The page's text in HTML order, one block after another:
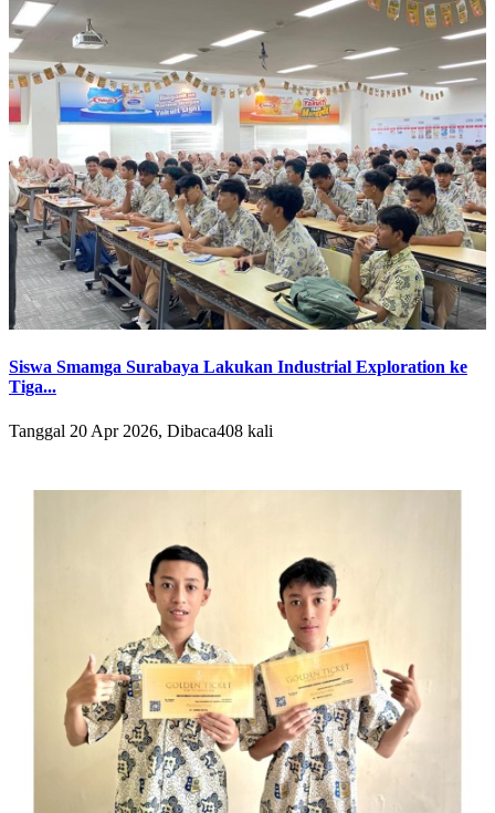
Siswa Smamga Surabaya Lakukan Industrial Exploration ke
Tiga...
Tanggal 20 Apr 2026, Dibaca408 kali